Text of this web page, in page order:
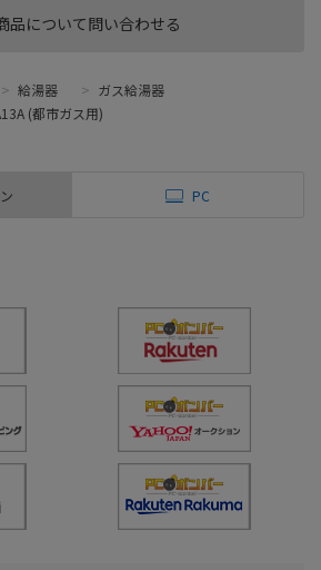
品について問い合わせる
> 給湯器 > ガス給湯器
(都市ガス用)
PC